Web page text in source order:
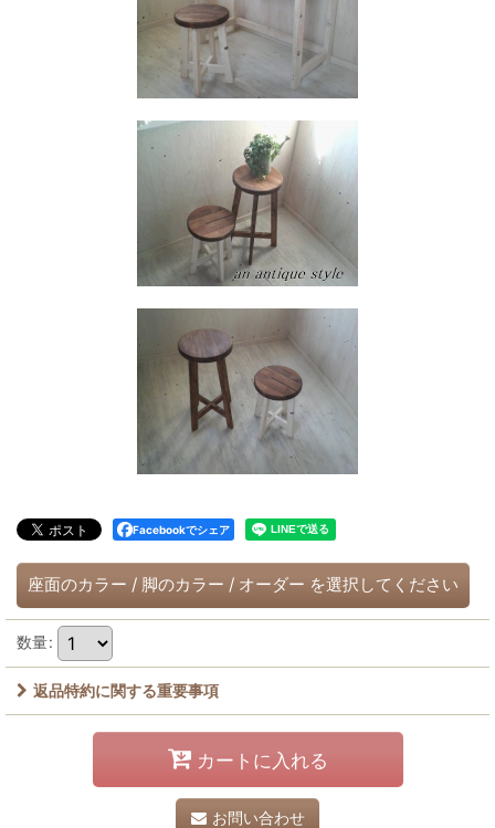
Facebookでシェア
座面のカラー / 脚のカラー / オーダー を選択してください
数量:
返品特約に関する重要事項
カートに入れる
お問い合わせ